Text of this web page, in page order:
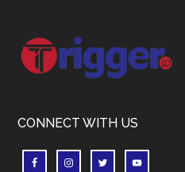
Footer
CONNECT WITH US